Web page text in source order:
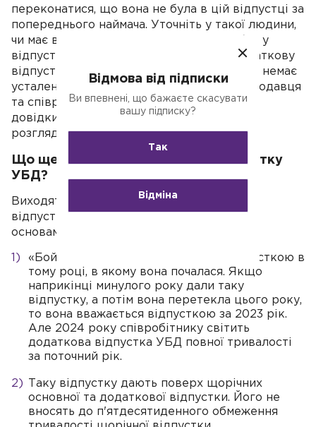
переконатися, що вона не була в цій відпустці за
попереднього наймача. Уточніть у такої людини,
чи має відповідну довідку. Раптом він був у
відпустці, тоді з вашого боку давати додаткову
відпустку не потрібно. Але ж і за законом немає
усталених прав та обов'язків щодо роботодавця
та співробітника вимагати та показувати
довідки, які свідчать про предмет нашого
розгляду.
Що ще впливає на додаткову відпустку
УБД?
Виходять «убедешники» з того, що така
відпустка не є щорічною. Розберемо за
основами:
«Бойова» відпустка котирується відпусткою в
тому році, в якому вона почалася. Якщо
наприкінці минулого року дали таку
відпустку, а потім вона перетекла цього року,
то вона вважається відпусткою за 2023 рік.
Але 2024 року співробітнику світить
додаткова відпустка УБД повної тривалості
за поточний рік.
Таку відпустку дають поверх щорічних
основної та додаткової відпустки. Його не
вносять до п'ятдесятиденного обмеження
Відмова від підписки
Ви впевнені, що бажаєте скасувати
вашу підписку?
Так
Відміна